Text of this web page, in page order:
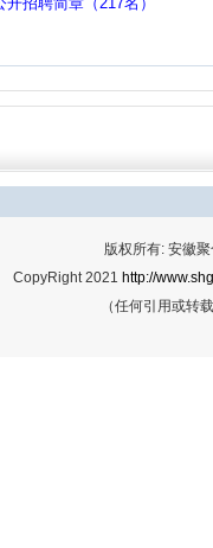
版权所有: 安徽
CopyRight 2021 http://
（任何引用或转